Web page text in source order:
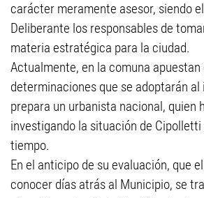
carácter meramente asesor, siendo
Deliberante los responsables de
materia estratégica para la ciudad.
Actualmente, en la comuna
determinaciones que se adoptarán
prepara un urbanista nacional, quien
investigando la situación de Cipolletti
tiempo.
En el anticipo de su evaluación, que
conocer días atrás al Municipio, se